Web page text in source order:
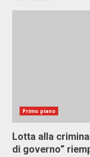
Primo piano
Lotta alla
di governo”